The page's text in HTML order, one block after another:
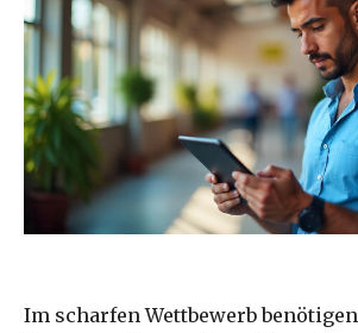
Im scharfen Wettbewerb benötigen